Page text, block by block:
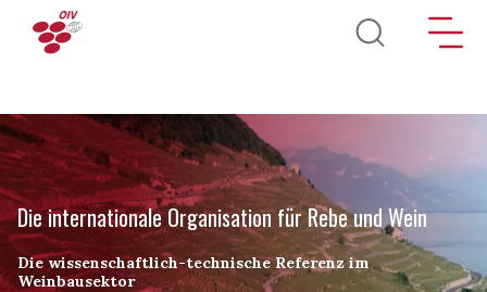
Direkt zum Inhalt
Die internationale Organisation für Rebe und Wein
Die wissenschaftlich-technische Referenz im
Weinbausektor